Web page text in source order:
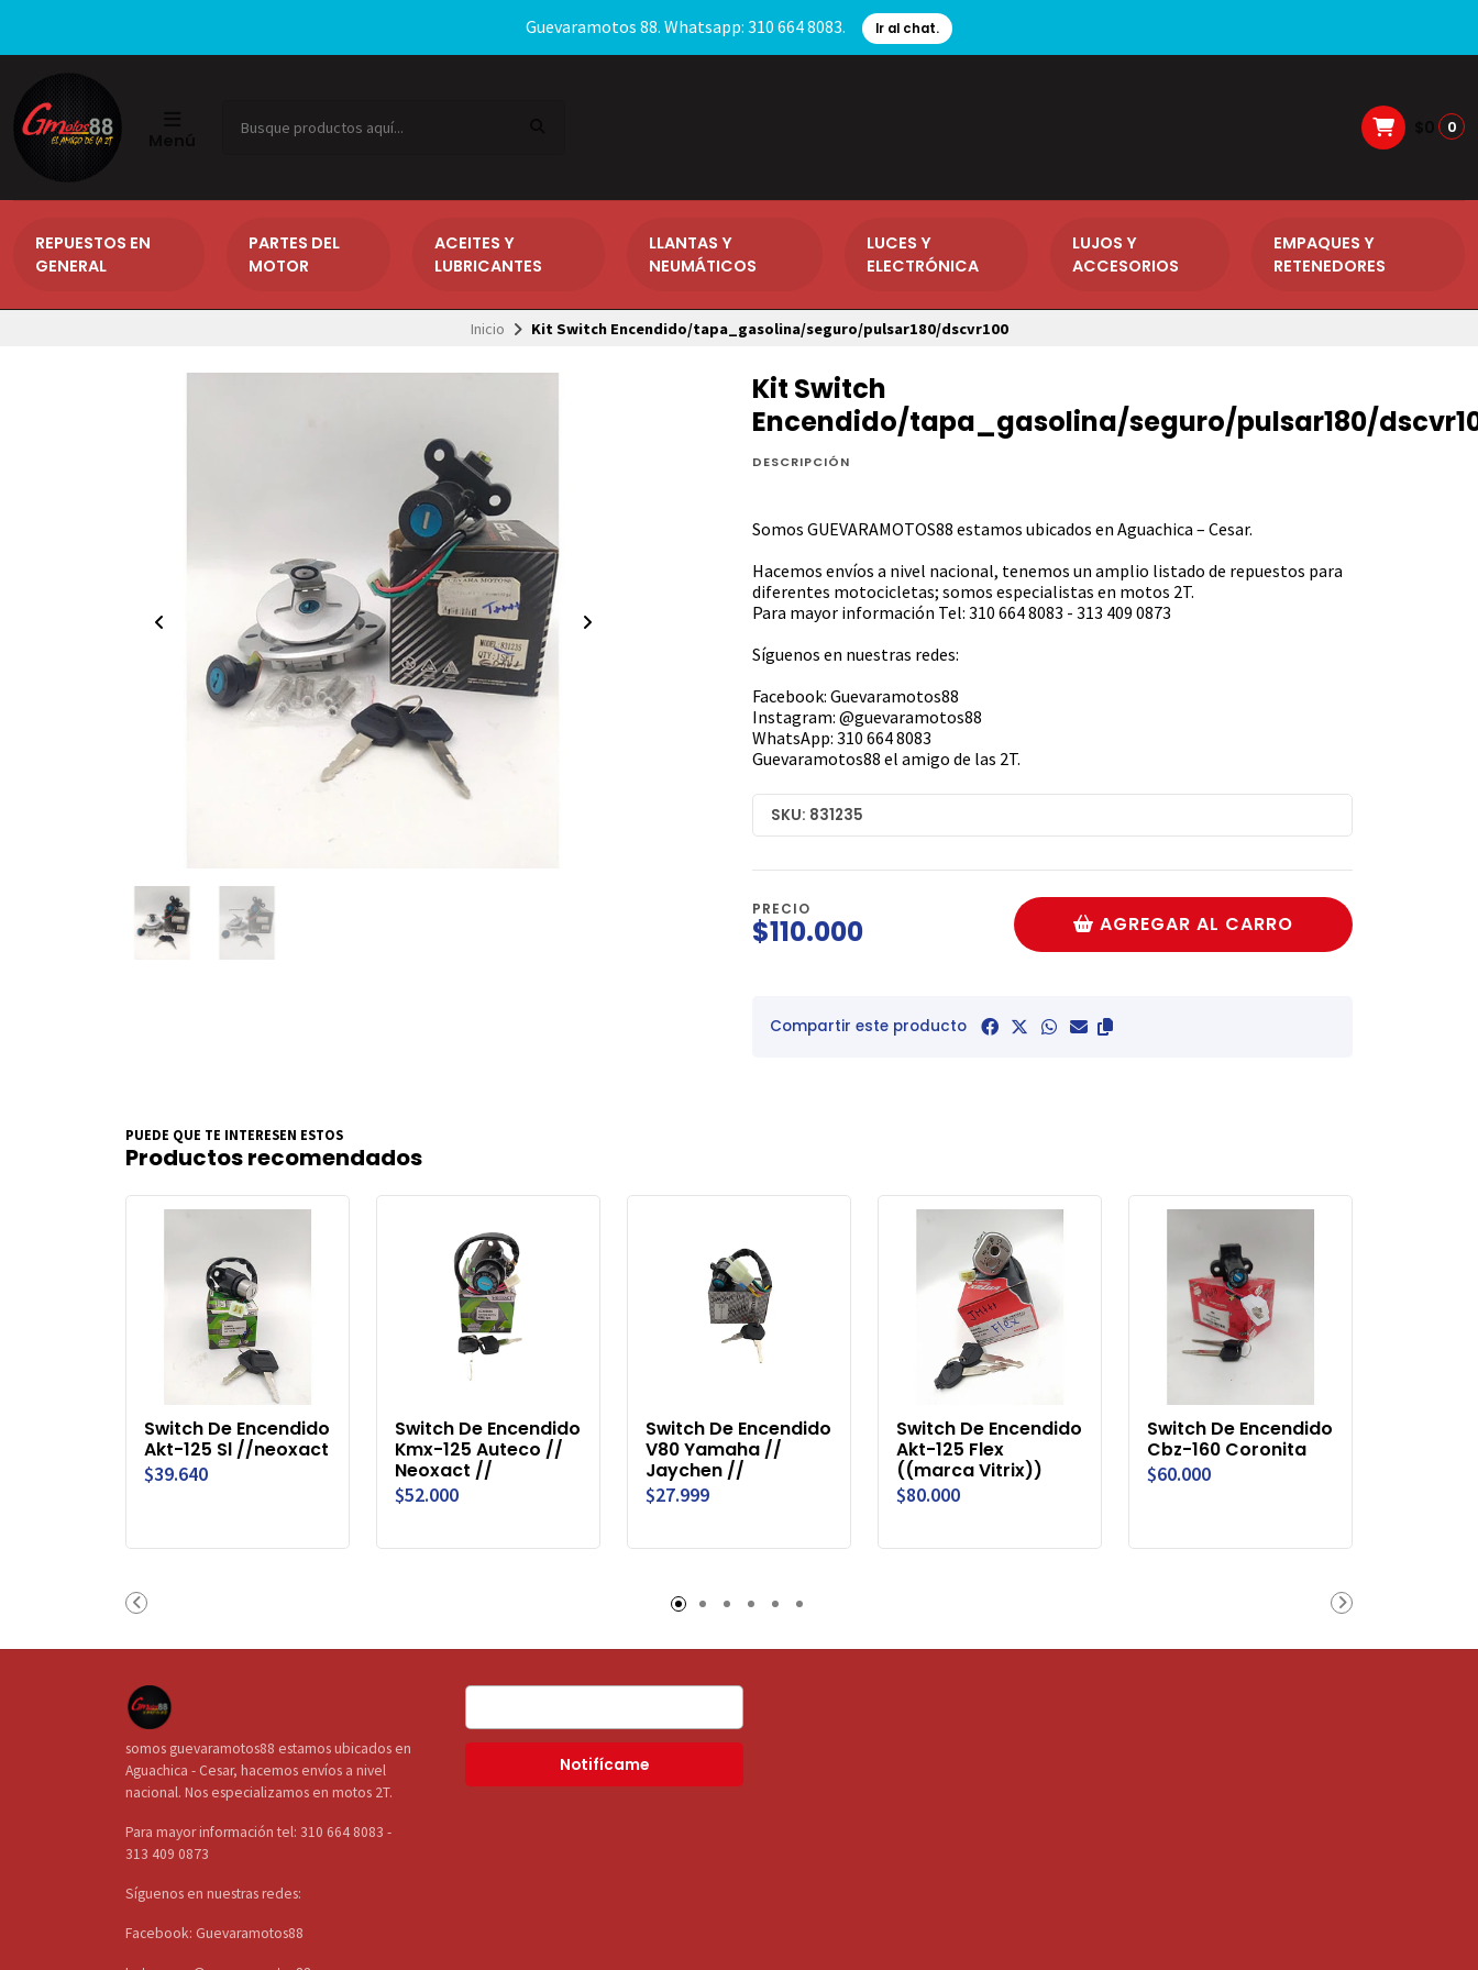
Guevaramotos 88. Whatsapp: 310 664 8083. Ir al chat.
0
REPUESTOS EN
GENERAL
PARTES DEL
MOTOR
ACEITES Y
LUBRICANTES
LLANTAS Y
NEUMÁTICOS
LUCES Y
ELECTRÓNICA
LUJOS Y
ACCESORIOS
EMPAQUES Y
RETENEDORES
Inicio Kit Switch Encendido/tapa_gasolina/seguro/pulsar180/dscvr100
Kit Switch
Encendido/tapa_gasolina/seguro/pulsar180/
DESCRIPCIÓN
Somos GUEVARAMOTOS88 estamos ubicados en Aguachica – Cesar.
Hacemos envíos a nivel nacional, tenemos un amplio listado de repuestos para
diferentes motocicletas; somos especialistas en motos 2T.
Para mayor información Tel: 310 664 8083 - 313 409 0873
Síguenos en nuestras redes:
Facebook: Guevaramotos88
Instagram: @guevaramotos88
WhatsApp: 310 664 8083
Guevaramotos88 el amigo de las 2T.
SKU: 831235
PRECIO
$110.000 AGREGAR AL CARRO
Compartir este producto
PUEDE QUE TE INTERESEN ESTOS
Productos recomendados
Switch De Encendido
Akt-125 Sl //neoxact
$39.640
Switch De Encendido
Kmx-125 Auteco //
Neoxact //
$52.000
Switch De Encendido
V80 Yamaha //
Jaychen //
$27.999
Switch De Encendido
Akt-125 Flex
((marca Vitrix))
$80.000
Switch De Encendido
Cbz-160 Coronita
$60.000
somos guevaramotos88 estamos ubicados en
Aguachica - Cesar, hacemos envíos a nivel
nacional. Nos especializamos en motos 2T.
Para mayor información tel: 310 664 8083 -
313 409 0873
Síguenos en nuestras redes:
Facebook: Guevaramotos88
Notifícame